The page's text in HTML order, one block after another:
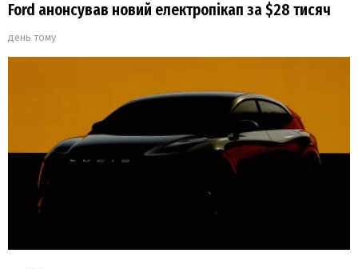
Ford анонсував новий електропікап за $28 тисяч
день тому